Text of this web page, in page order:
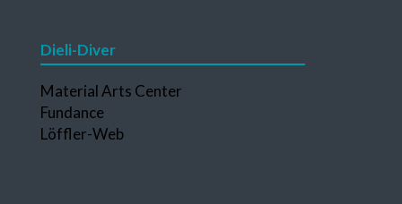
Dieli-Diver
Navigation
überspringen
Material Arts Center
Fundance
Löffler-Web